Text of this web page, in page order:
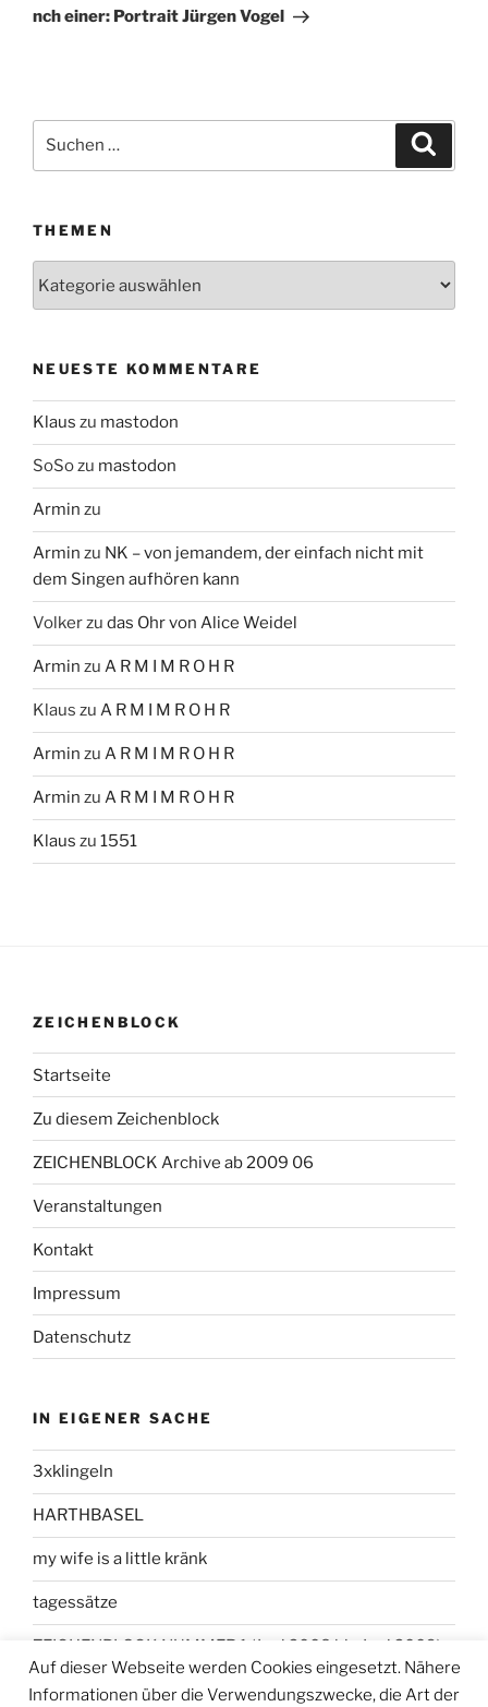
Beitrag
nch einer: Portrait Jürgen Vogel
Suchen
THEMEN
NEUESTE KOMMENTARE
Klaus zu mastodon
SoSozu mastodon
Armin zu
Armin zu NK – von jemandem, der einfach nicht mit
dem Singen aufhören kann
Volkerzu das Ohr von Alice Weidel
Armin zu A R M I M R O H R
Klaus zu A R M I M R O H R
Armin zu A R M I M R O H R
Armin zu A R M I M R O H R
Klaus zu 1551
ZEICHENBLOCK
Startseite
Zu diesem Zeichenblock
ZEICHENBLOCK Archive ab 2009 06
Veranstaltungen
Kontakt
Impressum
Datenschutz
IN EIGENER SACHE
3xklingeln
HARTHBASEL
my wife is a little kränk
tagessätze
ZEICHENBLOCK NUMMER 1 (Juni 2008 bis Juni 2009)
Auf dieser Webseite werden Cookies eingesetzt. Nähere
Informationen über die Verwendungszwecke, die Art der